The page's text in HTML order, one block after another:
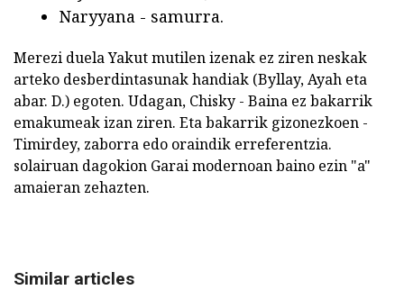
Naryyana - samurra.
Merezi duela Yakut mutilen izenak ez ziren neskak
arteko desberdintasunak handiak (Byllay, Ayah eta
abar. D.) egoten. Udagan, Chisky - Baina ez bakarrik
emakumeak izan ziren. Eta bakarrik gizonezkoen -
Timirdey, zaborra edo oraindik erreferentzia.
solairuan dagokion Garai modernoan baino ezin "a"
amaieran zehazten.
Similar articles